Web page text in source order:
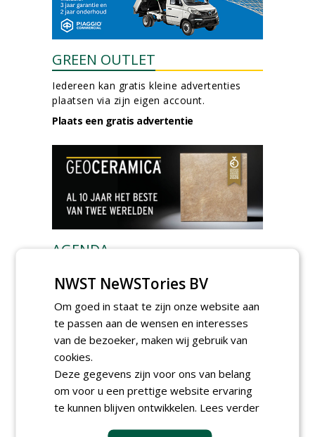
GREEN OUTLET
Iedereen kan gratis kleine advertenties
plaatsen via zijn eigen account.
Plaats een gratis advertentie
AGENDA
GreentoColour en Heem in
woensdag 12 augustus 2026
Menkehorst houdt
najaarsbeurs met aanbod
maandag 24 augustus 2026
t/m donderdag 27 augustus 2026
Cursus laat zien hoe leifruit
past in moderne tuinen
NWST NeWSTories BV
Om goed in staat te zijn onze website aan
te passen aan de wensen en interesses
van de bezoeker, maken wij gebruik van
cookies.
Deze gegevens zijn voor ons van belang
om voor u een prettige website ervaring
te kunnen blijven ontwikkelen. Lees verder